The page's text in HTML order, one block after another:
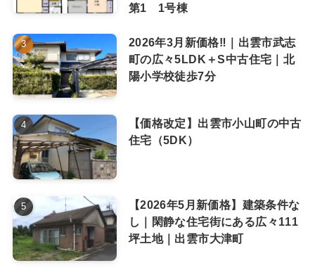
第1 1号棟
2026年3月新価格‼｜出雲市武志
町の広々5LDK＋S中古住宅｜北
陽小学校徒歩7分
【価格改定】出雲市小山町の中古
住宅（5DK）
【2026年5月新価格】建築条件な
し｜閑静な住宅街にある広々111
坪土地｜出雲市大津町